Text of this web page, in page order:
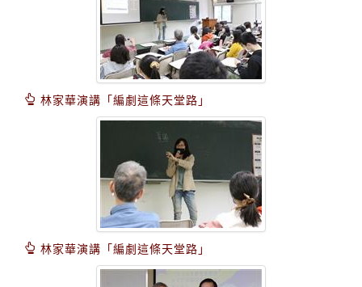
林家華演講「編劇這條天堂路」
林家華演講「編劇這條天堂路」